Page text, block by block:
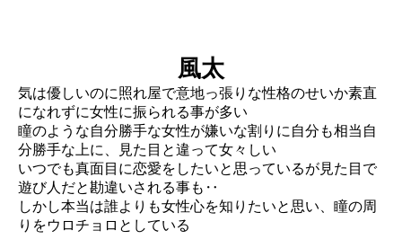
風太
気は優しいのに照れ屋で意地っ張りな性格のせいか素直
になれずに女性に振られる事が多い
瞳のような自分勝手な女性が嫌いな割りに自分も相当自
分勝手な上に、見た目と違って女々しい
いつでも真面目に恋愛をしたいと思っているが見た目で
遊び人だと勘違いされる事も‥
しかし本当は誰よりも女性心を知りたいと思い、瞳の周
りをウロチョロとしている